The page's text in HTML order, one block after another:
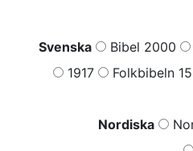
Svenska Bibel 2000
1917
Folkbibeln 15
Nordiska